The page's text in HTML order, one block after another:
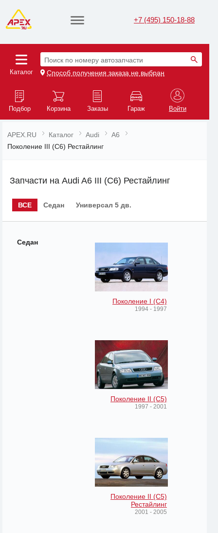
+7 (495) 150-18-88
Каталог
Поиск по номеру автозапчасти
Способ получения заказа не выбран
Подбор Корзина Заказы Гараж Войти
APEX.RU Каталог Audi
A6
Поколение III (C6) Рестайлинг
Запчасти на Audi A6 III (C6) Рестайлинг
ВСЕ Седан Универсал 5 дв.
Седан
Поколение I (C4)
1994 - 1997
Поколение II (C5)
1997 - 2001
Поколение II (C5)
Рестайлинг
2001 - 2005